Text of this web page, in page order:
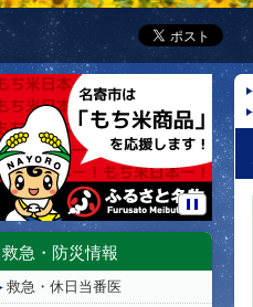
停
再
救急・防災情報
救急・休日当番医